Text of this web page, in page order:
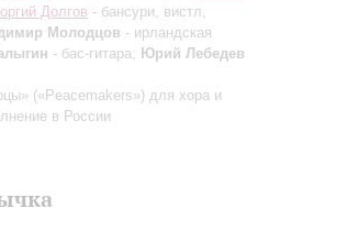
Долгов - бансури, вистл,
Молодцов - ирландская
- бас-гитара; Юрий Лебедев
(«Peacemakers») для хора и
в России